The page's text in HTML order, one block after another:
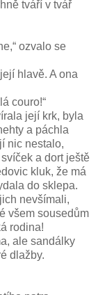
tváří v tvář
ozvalo se
hlavě. A ona
couro!“
její krk, byla
a páchla
nic nestalo,
a dort ještě
kluk, že má
do sklepa.
nevšímali,
všem sousedům
rodina!
ale sandálky
dlažby.